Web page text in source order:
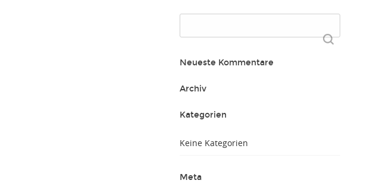
nach:
Neueste Kommentare
Archiv
Kategorien
Keine Kategorien
Meta